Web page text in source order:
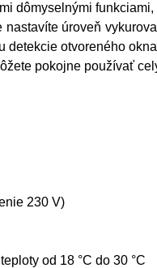
dômyselnými
úroveň
detekcie otvoreného
pokojne používať
230 V)
od 18 °C do 30 °C